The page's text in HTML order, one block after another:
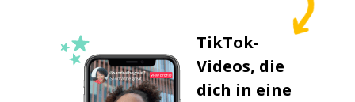
TikTok-
Videos, die
dich in eine